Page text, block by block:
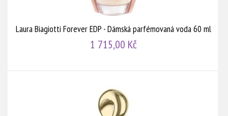
Laura Biagiotti Forever EDP - Dámská parfémovaná voda 60 ml
1 715,00 Kč